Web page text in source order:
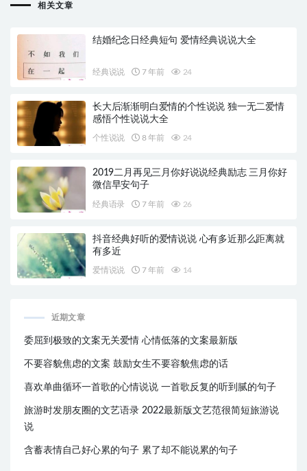
相关文章
结婚纪念日经典短句 爱情经典说说大全
经典说说 7 年前 24
长大后渐渐明白爱情的个性说说 独一无二爱情
感悟个性说说大全
个性说说 8 年前 24
2019二月再见三月你好说说经典励志 三月你好
微信早安句子
经典语录 7 年前 26
抖音经典好听的爱情说说 心有多近那么距离就
有多近
爱情说说 7 年前 14
近期文章
委屈到极致的文案无关爱情 心情低落的文案最新版
不要容貌焦虑的文案 鼓励女生不要容貌焦虑的话
喜欢单曲循环一首歌的心情说说 一首歌反复的听到腻的句子
旅游时发朋友圈的文艺语录 2022最新版文艺范很简短旅游说
说
含蓄表情自己好心累的句子 累了却不能说累的句子